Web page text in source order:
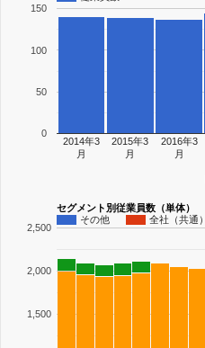
2014年3
月
2015年3
月
2016年3
月
0
50
100
150
セグメント別従業員数（単体）
その他
全社（共通）
1,500
2,000
2,500